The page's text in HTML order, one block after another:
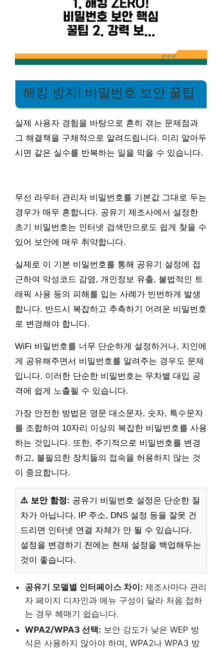
해킹 방지! 비밀번호 보안 꿀팁
실제 사용자 경험을 바탕으로 흔히 겪는 문제점과
그 해결책을 구체적으로 알려드립니다. 미리 알아두
시면 같은 실수를 반복하는 일을 막을 수 있습니다.
무선 라우터 관리자 비밀번호를 기본값 그대로 두는
경우가 매우 흔합니다. 공유기 제조사에서 설정한
초기 비밀번호는 인터넷 검색만으로도 쉽게 찾을 수
있어 보안에 매우 취약합니다.
실제로 이 기본 비밀번호를 통해 공유기 설정에 접
근하여 악성코드 감염, 개인정보 유출, 불법적인 트
래픽 사용 등의 피해를 입는 사례가 빈번하게 발생
합니다. 반드시 복잡하고 추측하기 어려운 비밀번호
로 변경해야 합니다.
WiFi 비밀번호를 너무 단순하게 설정하거나, 지인에
게 공유해주면서 비밀번호를 알려주는 경우도 문제
입니다. 이러한 단순한 비밀번호는 무차별 대입 공
격에 쉽게 노출될 수 있습니다.
가장 안전한 방법은 영문 대소문자, 숫자, 특수문자
를 조합하여 10자리 이상의 복잡한 비밀번호를 사용
하는 것입니다. 또한, 주기적으로 비밀번호를 변경
하고, 불필요한 장치들의 접속을 허용하지 않는 것
이 중요합니다.
⚠️ 보안 함정: 공유기 비밀번호 설정은 단순한 절
차가 아닙니다. IP 주소, DNS 설정 등을 잘못 건
드리면 인터넷 연결 자체가 안 될 수 있습니다.
설정을 변경하기 전에는 현재 설정을 백업해두는
것이 좋습니다.
공유기 모델별 인터페이스 차이: 제조사마다 관리
자 페이지 디자인과 메뉴 구성이 달라 처음 접하
는 경우 헤매기 쉽습니다.
WPA2/WPA3 선택: 보안 강도가 낮은 WEP 방
식은 사용하지 않아야 하며, WPA2나 WPA3 방